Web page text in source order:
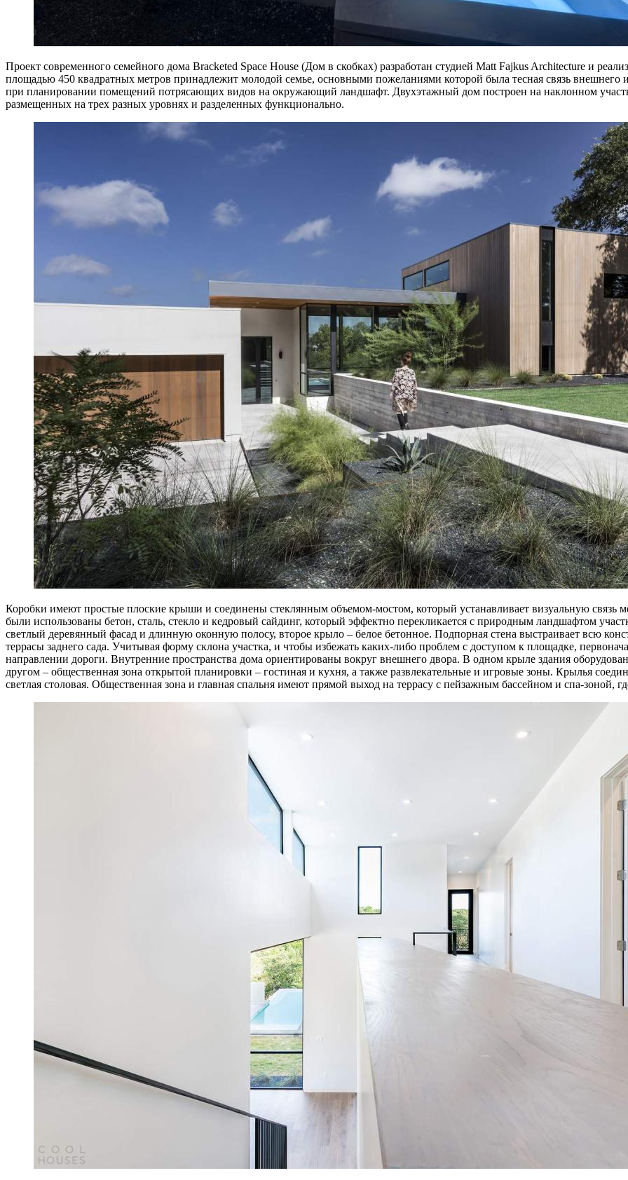
Проект современного семейного дома Bracketed Space House (Дом в скобках) разработан студией Matt Fajkus Architecture и
площадью 450 квадратных метров принадлежит молодой семье, основными пожеланиями которой была тесная связь внешнего
при планировании помещений потрясающих видов на окружающий ландшафт. Двухэтажный дом построен на наклонном
размещенных на трех разных уровнях и разделенных функционально.
Коробки имеют простые плоские крыши и соединены стеклянным объемом-мостом, который устанавливает визуальную
были использованы бетон, сталь, стекло и кедровый сайдинг, который эффектно перекликается с природным ландшафтом
светлый деревянный фасад и длинную оконную полосу, второе крыло – белое бетонное. Подпорная стена выстраивает всю
террасы заднего сада. Учитывая форму склона участка, и чтобы избежать каких-либо проблем с доступом к площадке,
направлении дороги. Внутренние пространства дома ориентированы вокруг внешнего двора. В одном крыле здания
другом – общественная зона открытой планировки – гостиная и кухня, а также развлекательные и игровые зоны. Крылья
светлая столовая. Общественная зона и главная спальня имеют прямой выход на террасу с пейзажным бассейном и спа-зоной,